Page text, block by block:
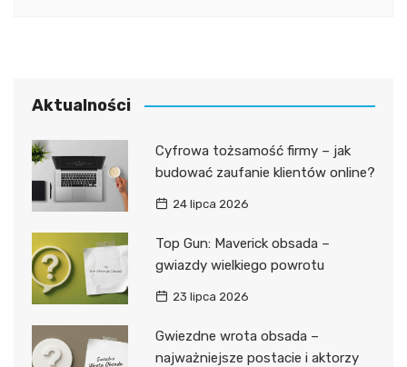
Aktualności
Cyfrowa tożsamość firmy – jak
budować zaufanie klientów online?
24 lipca 2026
Top Gun: Maverick obsada –
gwiazdy wielkiego powrotu
23 lipca 2026
Gwiezdne wrota obsada –
najważniejsze postacie i aktorzy